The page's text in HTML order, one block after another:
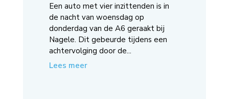
Een auto met vier inzittenden is in
de nacht van woensdag op
donderdag van de A6 geraakt bij
Nagele. Dit gebeurde tijdens een
achtervolging door de...
Lees meer